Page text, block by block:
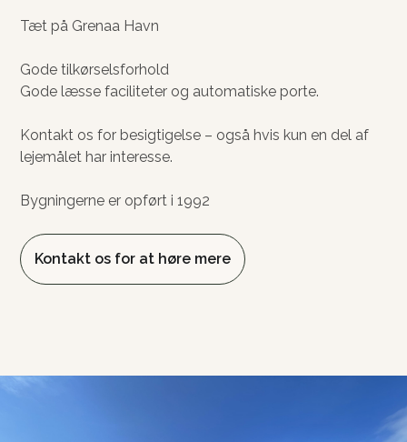
Tæt på Grenaa Havn
Gode tilkørselsforhold
Gode læsse faciliteter og automatiske porte.
Kontakt os for besigtigelse – også hvis kun en del af
lejemålet har interesse.
Bygningerne er opført i 1992
Kontakt os for at høre mere